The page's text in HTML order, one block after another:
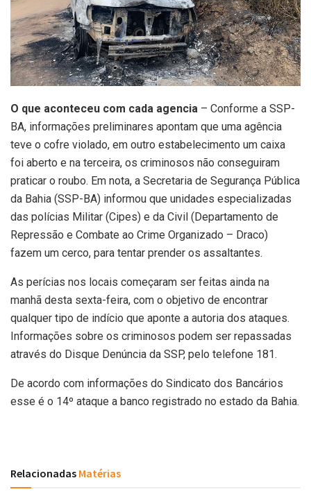
O que aconteceu com cada agencia – Conforme a SSP-
BA, informações preliminares apontam que uma agência
teve o cofre violado, em outro estabelecimento um caixa
foi aberto e na terceira, os criminosos não conseguiram
praticar o roubo. Em nota, a Secretaria de Segurança Pública
da Bahia (SSP-BA) informou que unidades especializadas
das polícias Militar (Cipes) e da Civil (Departamento de
Repressão e Combate ao Crime Organizado – Draco)
fazem um cerco, para tentar prender os assaltantes.
As perícias nos locais começaram ser feitas ainda na
manhã desta sexta-feira, com o objetivo de encontrar
qualquer tipo de indício que aponte a autoria dos ataques.
Informações sobre os criminosos podem ser repassadas
através do Disque Denúncia da SSP, pelo telefone 181.
De acordo com informações do Sindicato dos Bancários
esse é o 14º ataque a banco registrado no estado da Bahia.
Relacionadas Matérias